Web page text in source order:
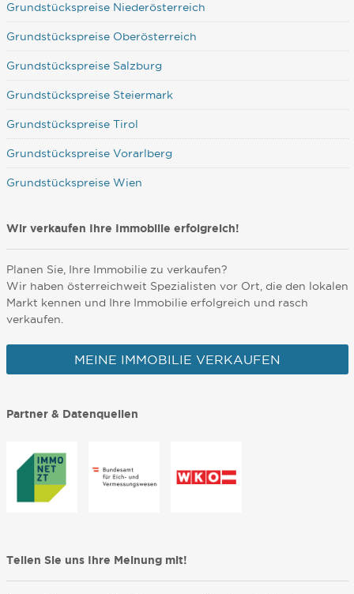
Grundstückspreise Niederösterreich
Grundstückspreise Oberösterreich
Grundstückspreise Salzburg
Grundstückspreise Steiermark
Grundstückspreise Tirol
Grundstückspreise Vorarlberg
Grundstückspreise Wien
Wir verkaufen Ihre Immobilie erfolgreich!
Planen Sie, Ihre Immobilie zu verkaufen?
Wir haben österreichweit Spezialisten vor Ort, die den lokalen
Markt kennen und Ihre Immobilie erfolgreich und rasch
verkaufen.
MEINE IMMOBILIE VERKAUFEN
Partner & Datenquellen
Teilen Sie uns Ihre Meinung mit!